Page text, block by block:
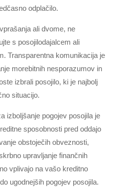
odplačilo.
ali dvome, ne
s posojilodajalcem ali
Transparentna komunikacija je
morebitnih nesporazumov in
izbrali posojilo, ki je najbolj
situacijo.
izboljšanje pogojev posojila je
sposobnosti pred oddajo
obstoječih obveznosti,
upravljanje finančnih
vplivajo na vašo kreditno
ugodnejših pogojev posojila.